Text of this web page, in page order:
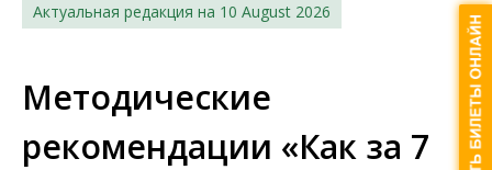
Актуальная редакция на 10 August 2026
Методические
рекомендации «Как за 7